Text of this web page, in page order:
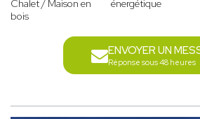
Chalet / Maison en
bois
énergétique
ENVOYER UN
Réponse sous 48 heures